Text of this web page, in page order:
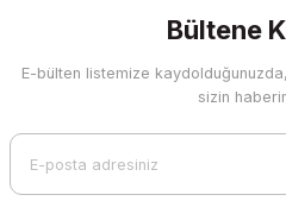
Görüş ve önerileriniz için teşekkür
Ürün resmi kalitesiz, bozuk
Bültene
E-bülten listemize
sizin